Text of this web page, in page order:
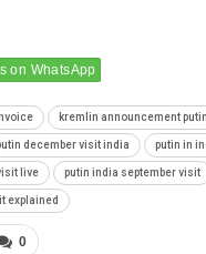
on WhatsApp
kremlin announcement
december visit india putin in
live putin india september visit
explained
0